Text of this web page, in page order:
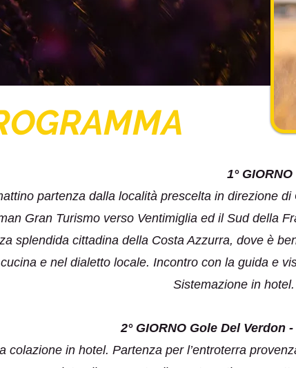
1°
partenza dalla località prescelta in direzione
Gran Turismo verso Ventimiglia ed il Sud della
splendida cittadina della Costa Azzurra, dove è
cucina e nel dialetto locale. Incontro con la guida e
Sistemazione in
2° GIORNO Gole Del
colazione in hotel. Partenza per l’entroterra